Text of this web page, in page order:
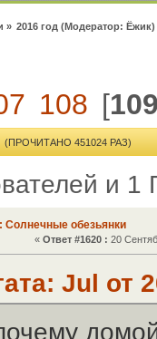
» 2016 год (Модератор: Ёжик)
108 [
451024 РАЗ)
и 1
Солнечные обезьянки
«Ответ #1620 : 20
Jul от